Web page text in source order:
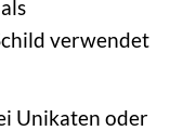
verwendet
Unikaten oder